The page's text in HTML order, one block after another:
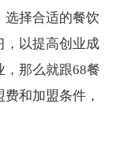
选择合适的餐饮
，以提高创业成
那么就跟68餐
和加盟条件，